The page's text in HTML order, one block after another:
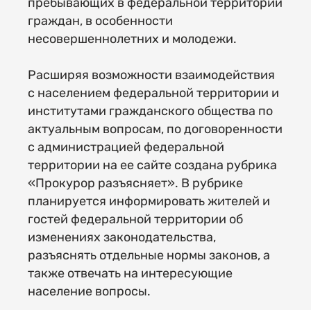
граждан, в особенности
несовершеннолетних и молодежи.
Расширяя возможности взаимодействия
с населением федеральной территории и
институтами гражданского общества по
актуальным вопросам, по договоренности
с администрацией федеральной
территории на ее сайте создана рубрика
«Прокурор разъясняет». В рубрике
планируется информировать жителей и
гостей федеральной территории об
изменениях законодательства,
разъяснять отдельные нормы законов, а
также отвечать на интересующие
население вопросы.